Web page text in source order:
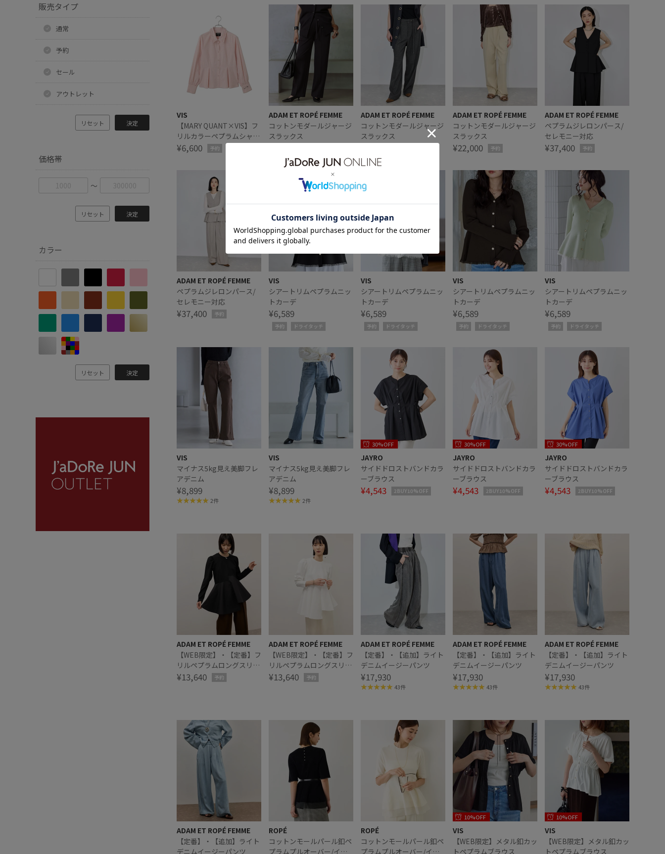
販売タイプ
通常
予約
セール
アウトレット
リセット 決定
価格帯
〜
リセット 決定
カラー
リセット 決定
VIS
【MARY QUANT×VIS】フ
リルカラーペプラムシャツ
ブラウス
¥6,600 予約
ADAM ET ROPÉ FEMME
コットンモダールジャージ
スラックス
ADAM ET ROPÉ FEMME
コットンモダールジャージ
スラックス
ADAM ET ROPÉ FEMME
コットンモダールジャージ
スラックス
¥22,000 予約
ADAM ET ROPÉ FEMME
ペプラムジレロンパース/
セレモニー対応
¥37,400 予約
ADAM ET ROPÉ FEMME
ペプラムジレロンパース/
セレモニー対応
¥37,400 予約
VIS
シアートリムペプラムニッ
トカーデ
¥6,589
予約 ドライタッチ
VIS
シアートリムペプラムニッ
トカーデ
¥6,589
予約 ドライタッチ
VIS
シアートリムペプラムニッ
トカーデ
¥6,589
予約 ドライタッチ
VIS
シアートリムペプラムニッ
トカーデ
¥6,589
予約 ドライタッチ
VIS
マイナス5kg見え美脚フレ
アデニム
¥8,899
2件
VIS
マイナス5kg見え美脚フレ
アデニム
¥8,899
2件
30%OFF
JAYRO
サイドドロストバンドカラ
ーブラウス
¥4,543 2BUY10%OFF
30%OFF
JAYRO
サイドドロストバンドカラ
ーブラウス
¥4,543 2BUY10%OFF
30%OFF
JAYRO
サイドドロストバンドカラ
ーブラウス
¥4,543 2BUY10%OFF
ADAM ET ROPÉ FEMME
【WEB限定】・【定番】フ
リルペプラムロングスリー
ブカットソー
¥13,640 予約
ADAM ET ROPÉ FEMME
【WEB限定】・【定番】フ
リルペプラムロングスリー
ブカットソー
¥13,640 予約
ADAM ET ROPÉ FEMME
【定番】・【追加】ライト
デニムイージーパンツ
¥17,930
43件
ADAM ET ROPÉ FEMME
【定番】・【追加】ライト
デニムイージーパンツ
¥17,930
43件
ADAM ET ROPÉ FEMME
【定番】・【追加】ライト
デニムイージーパンツ
¥17,930
43件
ADAM ET ROPÉ FEMME
【定番】・【追加】ライト
デニムイージーパンツ
ROPÉ
コットンモールパール釦ペ
プラムプルオーバー/イー
ROPÉ
コットンモールパール釦ペ
プラムプルオーバー/イー
10%OFF
VIS
【WEB限定】メタル釦カッ
トペプラムブラウス
10%OFF
VIS
【WEB限定】メタル釦カッ
トペプラムブラウス